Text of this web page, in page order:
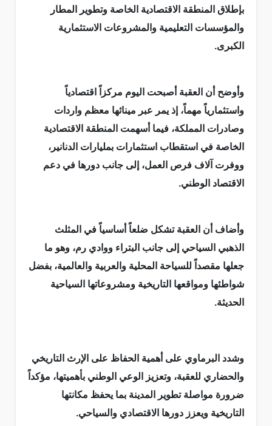
بإطلاق المنطقة الاقتصادية الخاصة وتطوير المطار
والمؤسسات التعليمية والمشروعات الاستثمارية
الكبرى.
وأوضح أن العقبة أصبحت اليوم مركزاً اقتصادياً
واستثمارياً مهماً، إذ يمر عبر مينائها معظم واردات
وصادرات المملكة، فيما أسهمت المنطقة الاقتصادية
الخاصة في استقطاب استثمارات بمليارات الدنانير،
ووفرت آلاف فرص العمل، إلى جانب دورها في دعم
الاقتصاد الوطني.
وأضاف أن العقبة تشكل ضلعاً أساسياً في المثلث
الذهبي السياحي إلى جانب البتراء ووادي رم، وهو ما
جعلها مقصداً للسياحة المحلية والعربية والعالمية، بفضل
شواطئها ومواقعها التاريخية ومشروعاتها السياحية
الحديثة.
وشدد البرماوي على أهمية الحفاظ على الإرث التاريخي
والحضاري للعقبة، وتعزيز الوعي الوطني بأهميتها، مؤكداً
ضرورة مواصلة تطوير المدينة بما يحفظ مكانتها
التاريخية ويعزز دورها الاقتصادي والسياحي.